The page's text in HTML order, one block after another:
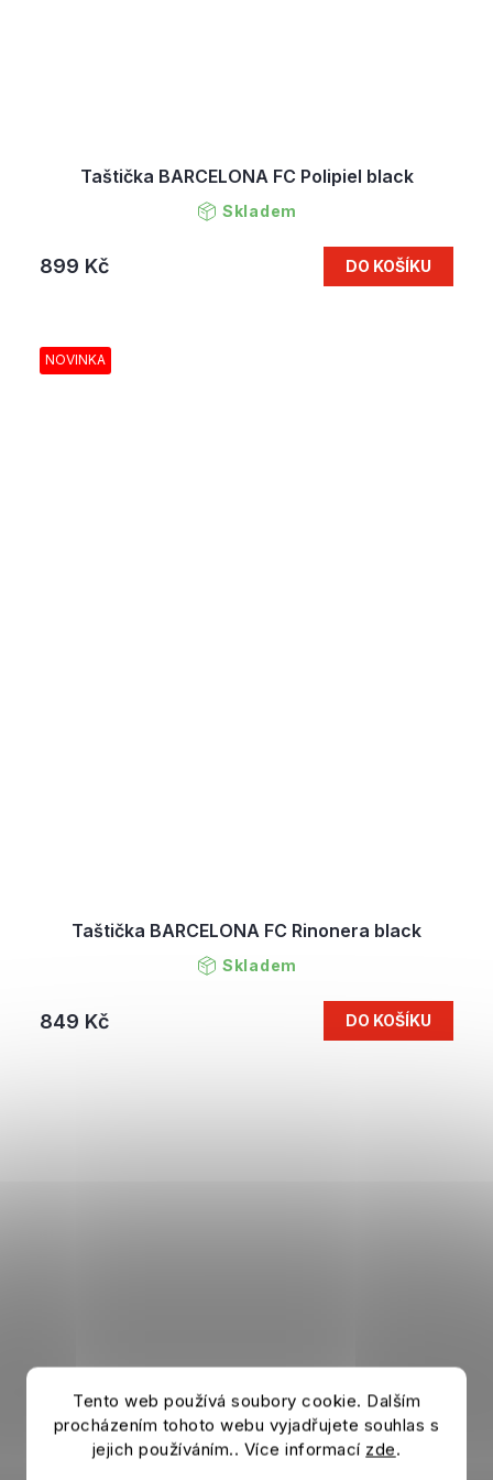
Tento web používá soubory cookie. Dalším
procházením tohoto webu vyjadřujete souhlas s
jejich používáním.. Více informací zde.
Taštička BARCELONA FC Polipiel black
Skladem
899 Kč DO KOŠÍKU
NOVINKA
Taštička BARCELONA FC Rinonera black
Skladem
849 Kč DO KOŠÍKU